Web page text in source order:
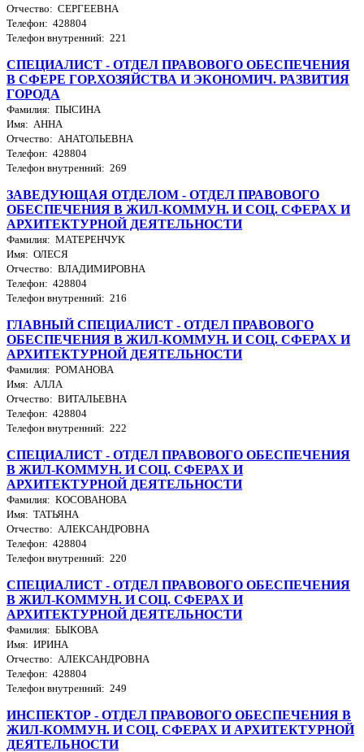
Отчество: СЕРГЕЕВНА
Телефон: 428804
Телефон внутренний: 221
СПЕЦИАЛИСТ - ОТДЕЛ ПРАВОВОГО ОБЕСПЕЧЕНИЯ
В СФЕРЕ ГОР.ХОЗЯЙСТВА И ЭКОНОМИЧ. РАЗВИТИЯ
ГОРОДА
Фамилия: ПЫСИНА
Имя: АННА
Отчество: АНАТОЛЬЕВНА
Телефон: 428804
Телефон внутренний: 269
ЗАВЕДУЮЩАЯ ОТДЕЛОМ - ОТДЕЛ ПРАВОВОГО
ОБЕСПЕЧЕНИЯ В ЖИЛ-КОММУН. И СОЦ. СФЕРАХ И
АРХИТЕКТУРНОЙ ДЕЯТЕЛЬНОСТИ
Фамилия: МАТЕРЕНЧУК
Имя: ОЛЕСЯ
Отчество: ВЛАДИМИРОВНА
Телефон: 428804
Телефон внутренний: 216
ГЛАВНЫЙ СПЕЦИАЛИСТ - ОТДЕЛ ПРАВОВОГО
ОБЕСПЕЧЕНИЯ В ЖИЛ-КОММУН. И СОЦ. СФЕРАХ И
АРХИТЕКТУРНОЙ ДЕЯТЕЛЬНОСТИ
Фамилия: РОМАНОВА
Имя: АЛЛА
Отчество: ВИТАЛЬЕВНА
Телефон: 428804
Телефон внутренний: 222
СПЕЦИАЛИСТ - ОТДЕЛ ПРАВОВОГО ОБЕСПЕЧЕНИЯ
В ЖИЛ-КОММУН. И СОЦ. СФЕРАХ И
АРХИТЕКТУРНОЙ ДЕЯТЕЛЬНОСТИ
Фамилия: КОСОВАНОВА
Имя: ТАТЬЯНА
Отчество: АЛЕКСАНДРОВНА
Телефон: 428804
Телефон внутренний: 220
СПЕЦИАЛИСТ - ОТДЕЛ ПРАВОВОГО ОБЕСПЕЧЕНИЯ
В ЖИЛ-КОММУН. И СОЦ. СФЕРАХ И
АРХИТЕКТУРНОЙ ДЕЯТЕЛЬНОСТИ
Фамилия: БЫКОВА
Имя: ИРИНА
Отчество: АЛЕКСАНДРОВНА
Телефон: 428804
Телефон внутренний: 249
ИНСПЕКТОР - ОТДЕЛ ПРАВОВОГО ОБЕСПЕЧЕНИЯ В
ЖИЛ-КОММУН. И СОЦ. СФЕРАХ И АРХИТЕКТУРНОЙ
ДЕЯТЕЛЬНОСТИ